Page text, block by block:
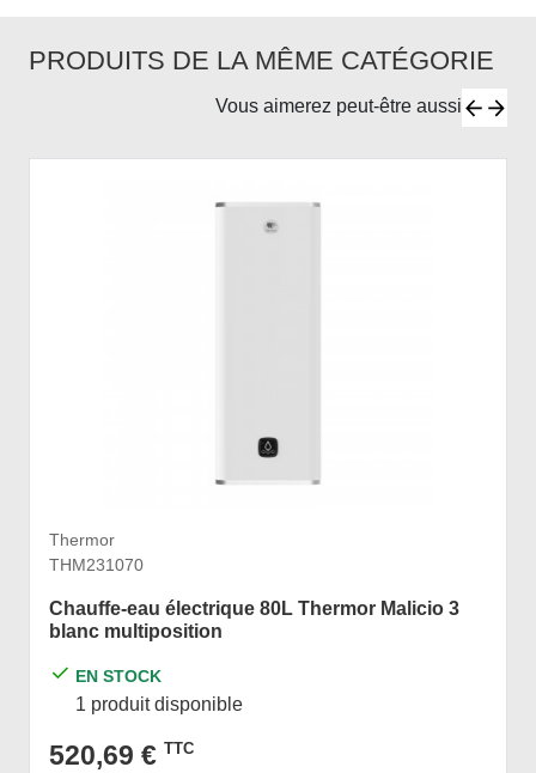
PRODUITS DE LA MÊME CATÉGORIE
Vous aimerez peut-être aussi
Thermor
THM231070
Chauffe-eau électrique 80L Thermor Malicio 3
blanc multiposition
EN STOCK
1 produit disponible
520,69 € TTC